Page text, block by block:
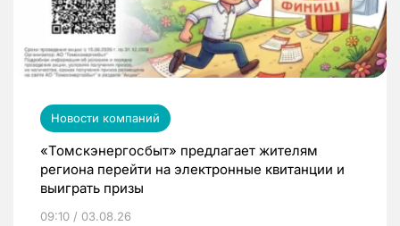
Новости компаний
«Томскэнергосбыт» предлагает жителям
региона перейти на электронные квитанции и
выиграть призы
09:10 / 03.08.26